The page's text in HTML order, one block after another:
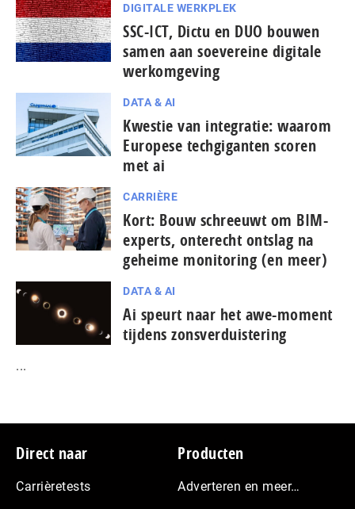
DIGITALE WERKPLEK
SSC-ICT, Dictu en DUO bouwen
samen aan soevereine digitale
werkomgeving
DATA & AI
Kwestie van integratie: waarom
Europese tech­gi­gan­ten scoren
met ai
CARRIÈRE
Kort: Bouw schreeuwt om BIM-
experts, onterecht ontslag na
geheime monitoring (en meer)
DATA & AI
Ai speurt naar het awe-moment
tijdens zonsverduistering
...
Footer
Direct naar
Carrièretests
Producten
Adverteren en meer…